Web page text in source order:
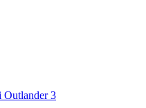
Outlander 3